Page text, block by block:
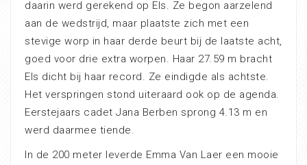
daarin werd gerekend op Els. Ze begon aarzelend
aan de wedstrijd, maar plaatste zich met een
stevige worp in haar derde beurt bij de laatste acht,
goed voor drie extra worpen. Haar 27.59 m bracht
Els dicht bij haar record. Ze eindigde als achtste.
Het verspringen stond uiteraard ook op de agenda.
Eerstejaars cadet Jana Berben sprong 4.13 m en
werd daarmee tiende.
In de 200 meter leverde Emma Van Laer een mooie